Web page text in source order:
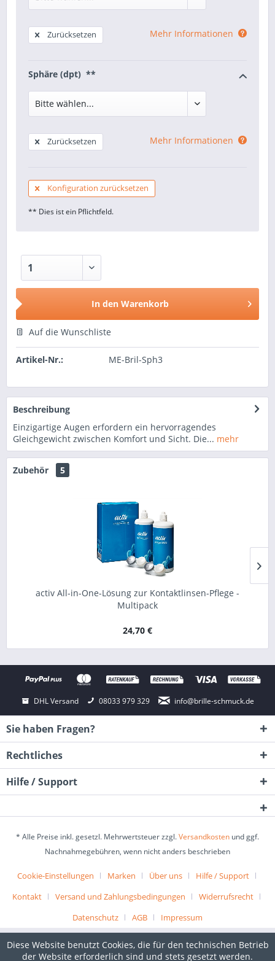
Zurücksetzen Mehr Informationen
Sphäre (dpt) **
Zurücksetzen Mehr Informationen
Konfiguration zurücksetzen
** Dies ist ein Pflichtfeld.
In den Warenkorb
Auf die Wunschliste
Artikel-Nr.: ME-Bril-Sph3
Beschreibung
Einzigartige Augen erfordern ein hervorragendes
Gleichgewicht zwischen Komfort und Sicht. Die... mehr
Zubehör 5
activ All-in-One-Lösung zur Kontaktlinsen-Pflege -
Multipack
24,70 €
DHL Versand 08033 979 329 info@brille-schmuck.de
Sie haben Fragen?
Rechtliches
Hilfe / Support
* Alle Preise inkl. gesetzl. Mehrwertsteuer zzgl.Versandkosten und ggf.
Nachnahmegebühren, wenn nicht anders beschrieben
Cookie-Einstellungen Marken Über uns
Hilfe / Support
Kontakt
Versand und Zahlungsbedingungen
Widerrufsrecht
Datenschutz
AGB Impressum
Diese Website benutzt Cookies, die für den technischen Betrieb
der Website erforderlich sind und stets gesetzt werden.